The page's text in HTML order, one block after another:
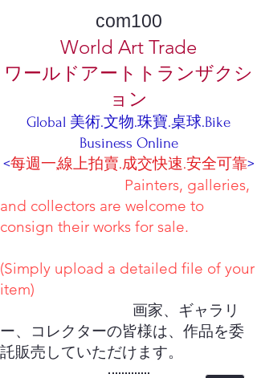
com100
World Art Trade
ワールドアートトランザクシ
ョン
Global 美術.文物.珠寶.桌球.Bike
Business Online
<每週一,線上拍賣.成交快速.安全可靠>
Painters, galleries,
and collectors are welcome to
consign their works for sale.
(Simply upload a detailed file of your
item)
画家、ギャラリ
ー、コレクターの皆様は、作品を委
託販売していただけます。